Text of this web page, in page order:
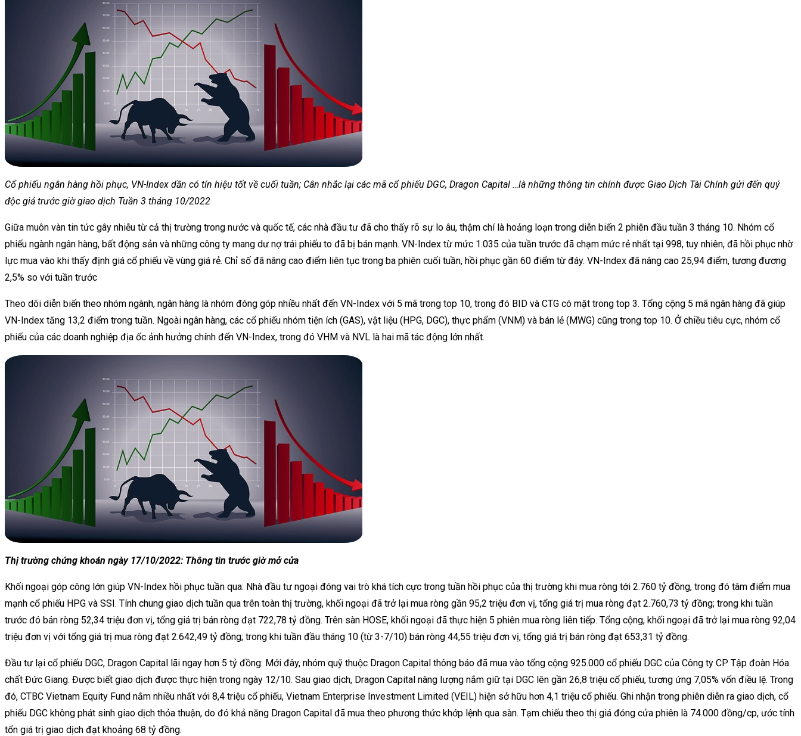
Cổ phiếu ngân hàng hồi phục, VN-Index dần có tín hiệu tốt về cuối tuần; Cân nhắc lại các mã cổ phiếu DGC, Dragon Capital …là những thông tin chính được Giao Dịch Tài Chính gửi đến quý
độc giả trước giờ giao dịch Tuần 3 tháng 10/2022
Giữa muôn vàn tin tức gây nhiễu từ cả thị trường trong nước và quốc tế, các nhà đầu tư đã cho thấy rõ sự lo âu, thậm chí là hoảng loạn trong diễn biến 2 phiên đầu tuần 3 tháng 10. Nhóm cổ
phiếu ngành ngân hàng, bất động sản và những công ty mang dư nợtrái phiếu to đã bị bán mạnh. VN-Index từ mức 1.035 của tuần trước đã chạm mức rẻ nhất tại 998, tuy nhiên, đã hồi phục nhờ
lực mua vào khi thấy định giá cổ phiếu về vùng giá rẻ. Chỉ số đã nâng cao điểm liên tục trong ba phiên cuối tuần, hồi phục gần 60 điểm từ đáy. VN-Index đã nâng cao 25,94 điểm, tương đương
2,5% so với tuần trước
Theo dõi diễn biến theo nhóm ngành, ngân hàng là nhóm đóng góp nhiều nhất đến VN-Index với 5 mã trong top 10, trong đó BID và CTG có mặt trong top 3. Tổng cộng 5 mã ngân hàng đã giúp
VN-Index tăng 13,2 điểm trong tuần. Ngoài ngân hàng, các cổ phiếu nhóm tiện ích (GAS), vật liệu (HPG, DGC), thực phẩm (VNM) và bán lẻ (MWG) cũng trong top 10. Ở chiều tiêu cực, nhóm cổ
phiếu của các doanh nghiệp địa ốc ảnh hưởng chính đến VN-Index, trong đó VHM và NVL là hai mã tác động lớn nhất.
Thị trường chứng khoán ngày 17/10/2022: Thông tin trước giờ mở cửa
Khối ngoại góp công lớn giúp VN-Index hồi phục tuần qua: Nhà đầu tư ngoại đóng vai trò khá tích cực trong tuần hồi phục của thị trường khi mua ròng tới 2.760 tỷ đồng, trong đó tâm điểm mua
mạnh cổ phiếu HPG và SSI. Tính chung giao dịch tuần qua trên toàn thị trường, khối ngoại đã trở lại mua ròng gần 95,2 triệu đơn vị, tổng giá trị mua ròng đạt 2.760,73 tỷ đồng; trong khi tuần
trước đó bán ròng 52,34 triệu đơn vị, tổng giá trị bán ròng đạt 722,78 tỷ đồng. Trên sàn HOSE, khối ngoại đã thực hiện 5 phiên mua ròng liên tiếp. Tổng cộng, khối ngoại đã trở lại mua ròng 92,04
triệu đơn vị với tổng giá trị mua ròng đạt 2.642,49 tỷ đồng; trong khi tuần đầu tháng 10 (từ 3-7/10) bán ròng 44,55 triệu đơn vị, tổng giá trị bán ròng đạt 653,31 tỷ đồng.
Đầu tư lại cổ phiếu DGC, Dragon Capital lãi ngay hơn 5 tỷ đồng: Mới đây, nhóm quỹ thuộc Dragon Capital thông báo đã mua vào tổng cộng 925.000 cổ phiếu DGC của Công ty CP Tập đoàn Hóa
chất Đức Giang. Được biết giao dịch được thực hiện trong ngày 12/10. Sau giao dịch, Dragon Capital nâng lượng nắm giữ tại DGC lên gần 26,8 triệu cổ phiếu, tương ứng 7,05% vốn điều lệ. Trong
đó, CTBC Vietnam Equity Fund nắm nhiều nhất với 8,4 triệu cổ phiếu, Vietnam Enterprise Investment Limited (VEIL) hiện sở hữu hơn 4,1 triệu cổ phiếu. Ghi nhận trong phiên diễn ra giao dịch, cổ
phiếu DGC không phát sinh giao dịch thỏa thuận, do đó khả năng Dragon Capital đã mua theo phương thức khớp lệnh qua sàn. Tạm chiếu theo thị giá đóng cửa phiên là 74.000 đồng/cp, ước tính
tổn giá trị giao dịch đạt khoảng 68 tỷ đồng.